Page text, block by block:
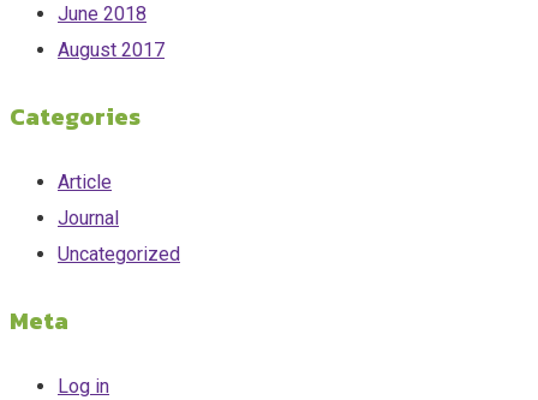
June 2018
August 2017
Categories
Article
Journal
Uncategorized
Meta
Log in